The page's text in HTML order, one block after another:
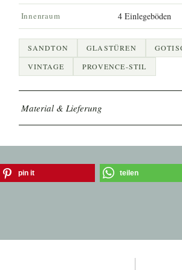
Innenraum 4 Einlegeböden
SANDTON GLASTÜREN
VINTAGE
PROVENCE-STIL
Material & Lieferung
pin it teilen